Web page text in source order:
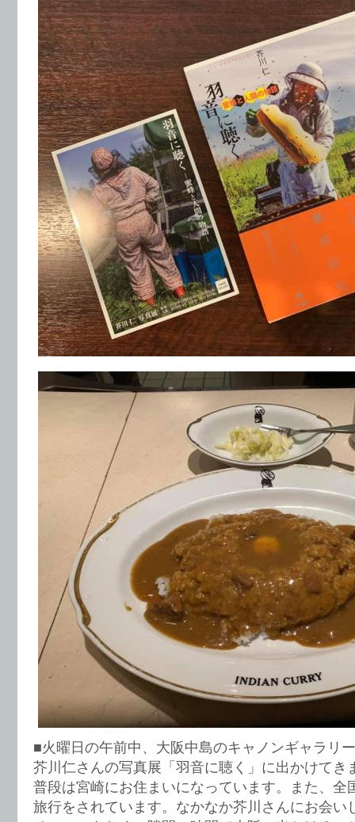
■火曜日の午前中、大阪中島のキャノンギャラリ
芥川仁さんの写真展「羽音に聴く」に出かけてき
普段は宮崎にお住まいになっています。また、全
旅行をされています。なかなか芥川さんにお会い